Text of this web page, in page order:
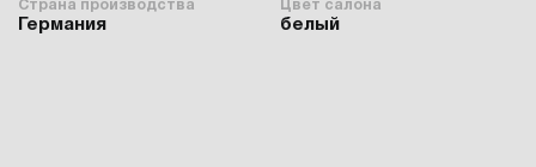
Страна производства
Германия
Цвет салона
белый